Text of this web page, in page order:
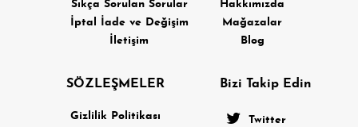
Sıkça Sorulan Sorular
İptal İade ve Değişim
İletişim
Hakkımızda
Mağazalar
Blog
SÖZLEŞMELER
Gizlilik Politikası
Bizi Takip Edin
Twitter